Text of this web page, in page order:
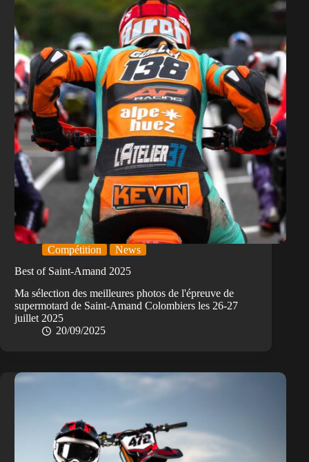
Compétition
News
Best of Saint-Amand 2025
Ma sélection des meilleures photos de l'épreuve de
supermotard de Saint-Amand Colombiers les 26-27
juillet 2025
20/09/2025